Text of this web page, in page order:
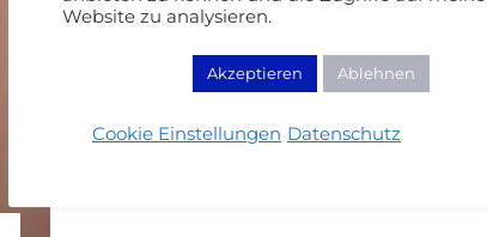
Website zu analysieren.
Akzeptieren Ablehnen
Cookie Einstellungen Datenschutz